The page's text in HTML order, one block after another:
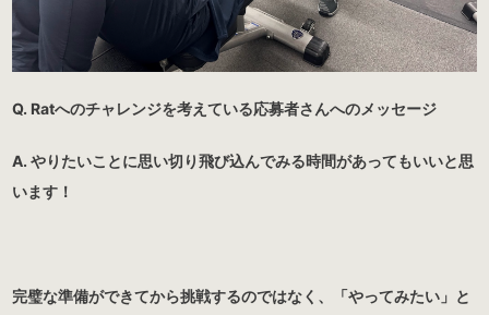
Q. Ratへのチャレンジを考えている応募者さんへのメッセージ
A. やりたいことに思い切り飛び込んでみる時間があってもいいと思
います！
完璧な準備ができてから挑戦するのではなく、「やってみたい」と